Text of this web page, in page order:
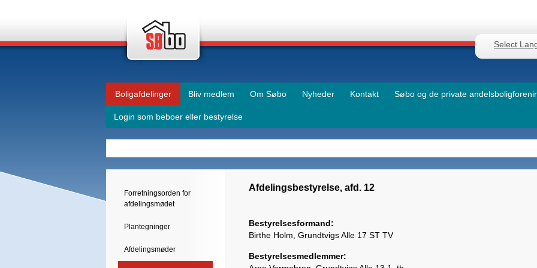
Select
Boligafdelinger Bliv medlem Om Søbo Nyheder Kontakt Søbo og de private
Login som beboer eller bestyrelse
Afdelingsbestyrelse, afd. 12
Bestyrelsesformand:
Birthe Holm, Grundtvigs Alle 17 ST TV
Bestyrelsesmedlemmer:
Forretningsorden for
afdelingsmødet
Plantegninger
Afdelingsmøder